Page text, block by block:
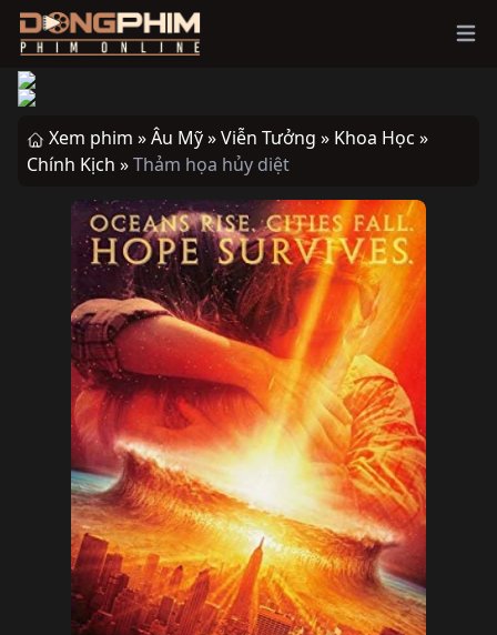
Xem phim »Âu Mỹ »Viễn Tưởng » Khoa Học »
Chính Kịch »Thảm họa hủy diệt